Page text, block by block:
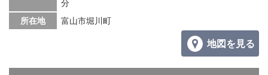
分
所在地
富山市堀川町
地図を見る